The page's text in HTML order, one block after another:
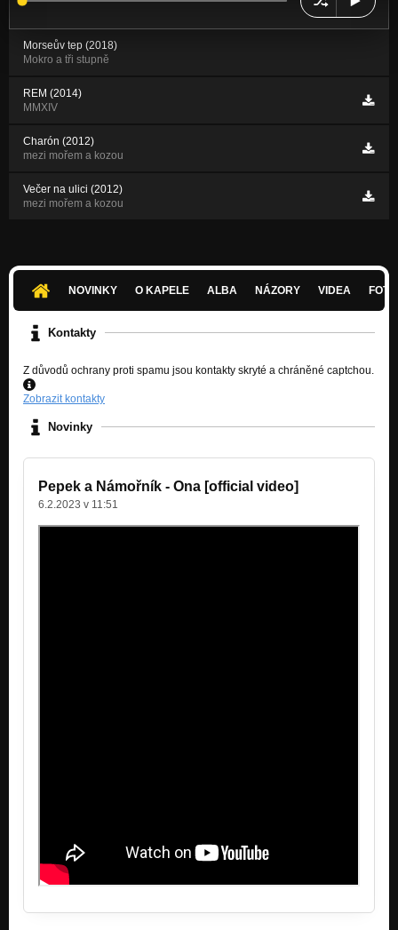
Morseův tep (2018)
Mokro a tři stupně
REM (2014)
MMXIV
Charón (2012)
mezi mořem a kozou
Večer na ulici (2012)
mezi mořem a kozou
NOVINKY O KAPELE ALBA NÁZORY VIDEA
Kontakty
Z důvodů ochrany proti spamu jsou kontakty skryté a chráněné captchou.
Zobrazit kontakty
Novinky
Pepek a Námořník - Ona [official video]
6.2.2023 v 11:51